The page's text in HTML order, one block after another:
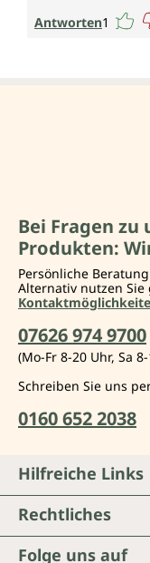
Antworten1
Bei Fragen zu
Produkten:
Persönliche
Alternativ nutzen
07626 974 9700
(Mo-Fr 8-20 Uhr, Sa
Schreiben Sie uns
0160 652 2038
Folge uns auf
Hilfreiche Links
Rechtliches